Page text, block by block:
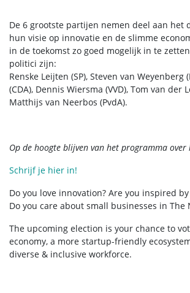
De 6 grootste partijen nemen deel aan het
hun visie op innovatie en de slimme
in de toekomst zo goed mogelijk in te
politici zijn:
Renske Leijten (SP), Steven van Weyenberg
(CDA), Dennis Wiersma (VVD), Tom van der
Matthijs van Neerbos (PvdA).
Op de hoogte blijven van het programma over
Schrijf je hier in!
Do you love innovation? Are you inspired
Do you care about small businesses in The
The upcoming election is your chance to
economy, a more startup-friendly
diverse & inclusive workforce.